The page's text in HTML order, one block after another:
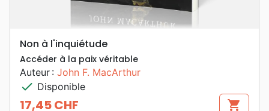
Non à l'inquiétude
Accéder à la paix véritable
Auteur : John F. MacArthur
check Disponible
17,45 CHF shopping_cart